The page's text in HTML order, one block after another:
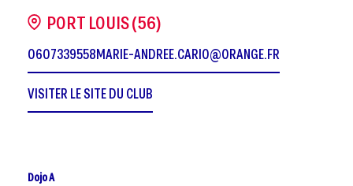
PORT LOUIS (56)
0607339558MARIE-ANDREE.CARIO@ORANGE.FR
VISITER LE SITE DU CLUB
Dojo A